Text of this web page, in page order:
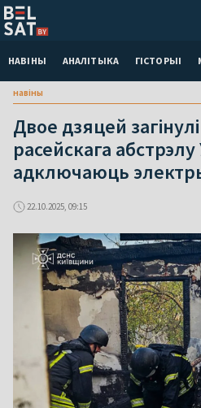
НАВІНЫ АНАЛІТЫКА ГІСТОРЫІ
навіны
Двое дзяцей
расейскага
адключаюць
22.10.2025, 09:15